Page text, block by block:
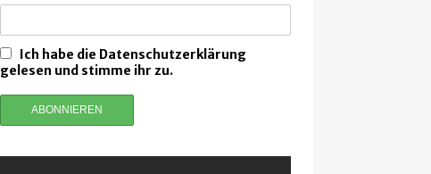
Ich habe die Datenschutzerklärung
gelesen und stimme ihr zu.